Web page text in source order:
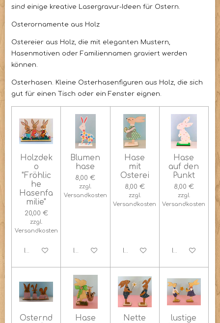
sind einige kreative Lasergravur-Ideen für Ostern.
Osterornamente aus Holz
Ostereier aus Holz, die mit eleganten Mustern,
Hasenmotiven oder Familiennamen graviert werden
können.
Osterhasen. Kleine Osterhasenfiguren aus Holz, die sich
gut für einen Tisch oder ein Fenster eignen.
Holzdek
o
"Fröhlic
he
Hasenfa
milie"
20,00 €
zzgl.
Versandkosten
In den Warenkorb
Blumen
hase
8,00 €
zzgl.
Versandkosten
In den Warenkorb
Hase
mit
Osterei
8,00 €
zzgl.
Versandkosten
In den Warenkorb
Hase
auf den
Punkt
8,00 €
zzgl.
Versandkosten
In den
Osternd
Hase
Nette
lustige